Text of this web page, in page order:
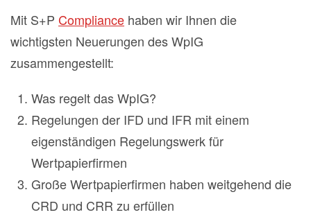
Mit S+P Compliance haben wir Ihnen die
wichtigsten Neuerungen des WpIG
zusammengestellt:
Was regelt das WpIG?
Regelungen der IFD und IFR mit einem
eigenständigen Regelungswerk für
Wertpapierfirmen
Große Wertpapierfirmen haben weitgehend die
CRD und CRR zu erfüllen